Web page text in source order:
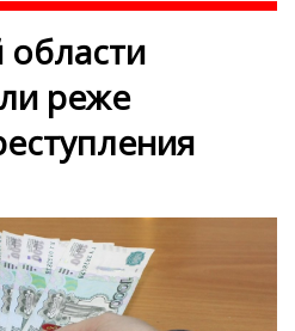
области
реже